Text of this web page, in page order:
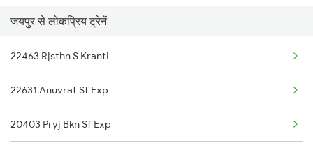
Kapasan to Haridwar Trains
Kapasan to Kota Trains
20473 Chetak Express
जयपुर से लोकप्रिय ट्रेनें
22463 Rjsthn S Kranti
22631 Anuvrat Sf Exp
20403 Pryj Bkn Sf Exp